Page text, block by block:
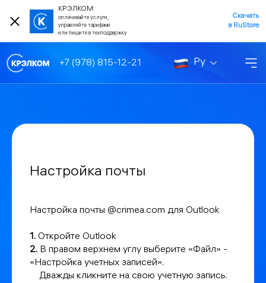
КРЭЛКОМ
оплачивайте услуги,
управляйте тарифами
или пишите в техподдержку
Скачать
в RuStore
+7 (978) 815-12-21 Ру
Настройка почты
Настройка почты @crimea.com для Outlook
1. Откройте Outlook
2. В правом верхнем углу выберите «Файл» -
«Настройка учетных записей».
Дважды кликните на свою учетную запись.